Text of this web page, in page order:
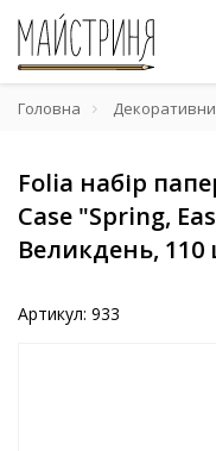
Головна
Folia набір
Case "Spring,
Великдень, 110
Артикул: 933